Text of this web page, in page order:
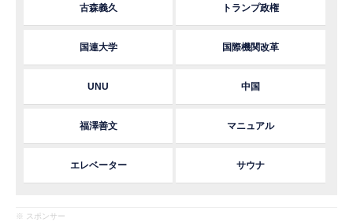
古森義久 トランプ政権
国連大学 国際機関改革
UNU 中国
福澤善文 マニュアル
エレベーター サウナ
※ スポンサー